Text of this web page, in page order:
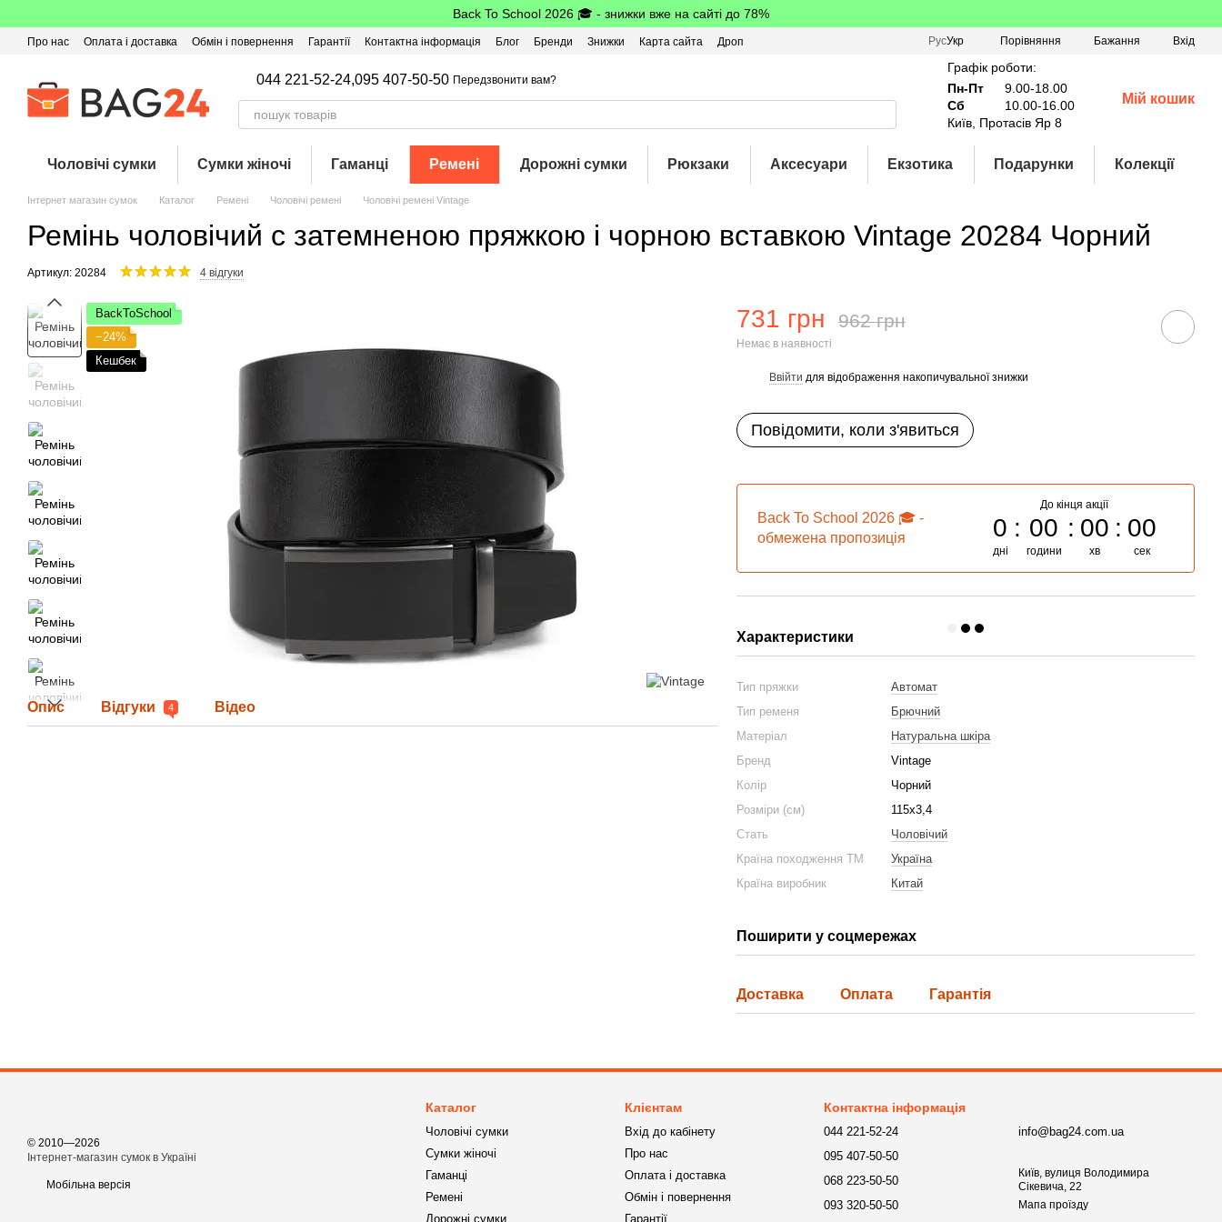
Back To School 2026 🎓 - знижки вже на сайті до 78%
Про нас Оплата і доставка Обмін і повернення Гарантії Контактна інформація Блог Бренди Знижки Карта сайта
Дроп
РусУкр Порівняння Бажання Вхід
044 221-52-24,095 407-50-50 Передзвонити вам?
Графік роботи:
Пн-Пт
9.00-18.00
Сб
10.00-16.00
Київ, Протасів Яр 8
Мій кошик
Чоловічі сумки Сумки жіночі Гаманці Ремені Дорожні сумки Рюкзаки Аксесуари Екзотика Подарунки Колекції
Інтернет магазин сумок Каталог Ремені Чоловічі ремені Чоловічі ремені Vintage
Ремінь чоловічий c затемненою пряжкою і чорною вставкою Vintage 20284 Чорний
Артикул: 20284 4 відгуки
BackToSchool
−24%
Кешбек
Опис Відгуки 4 Відео
731 грн 962 грн
Немає в наявності
Ввійти для відображення накопичувальної знижки
Повідомити, коли з'явиться
Back To School 2026 🎓 -
обмежена пропозиція
До кінця акції
0
дні
00
години
00
хв
00
сек
Характеристики
Тип пряжки
Автомат
Тип ременя
Брючний
Матеріал
Натуральна шкіра
Бренд
Vintage
Колір
Чорний
Розміри (см)
115х3,4
Стать
Чоловічий
Країна походження ТМ
Україна
Країна виробник
Китай
Поширити у соцмережах
Доставка Оплата Гарантія
© 2010—2026
Інтернет-магазин сумок в Україні
Мобільна версія
Каталог
Чоловічі сумки
Сумки жіночі
Гаманці
Ремені
Дорожні сумки
Клієнтам
Вхід до кабінету
Про нас
Оплата і доставка
Обмін і повернення
Гарантії
Контактна інформація
044 221-52-24
095 407-50-50
068 223-50-50
093 320-50-50
info@bag24.com.ua
Київ, вулиця Володимира
Сікевича, 22
Мапа проїзду